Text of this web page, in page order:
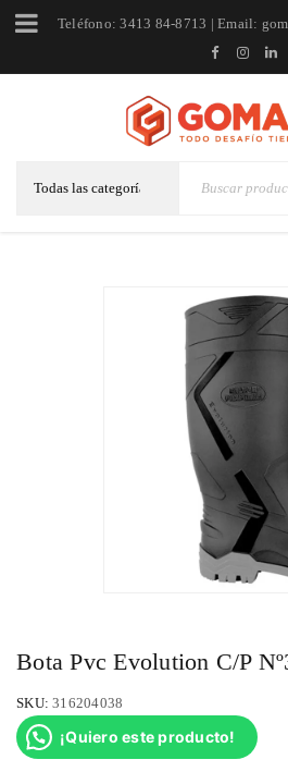
Teléfono: 3413 84-8713 | Email:
Bota Pvc Evolution C/P
SKU: 316204038
¡Quiero este producto!